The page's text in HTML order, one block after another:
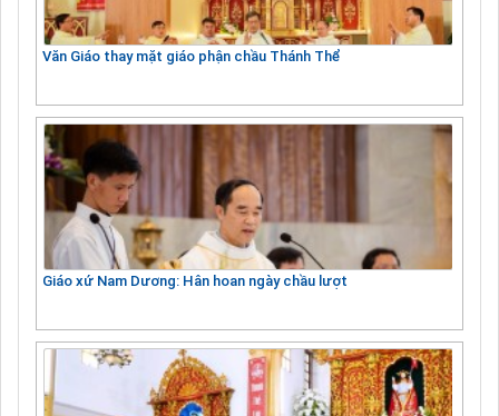
Văn Giáo thay mặt giáo phận chầu Thánh Thể
Giáo xứ Nam Dương: Hân hoan ngày chầu lượt